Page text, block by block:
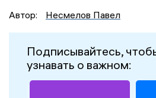
Автор:
Несмелов Павел
Подписывайтесь,
узнавать о важном: